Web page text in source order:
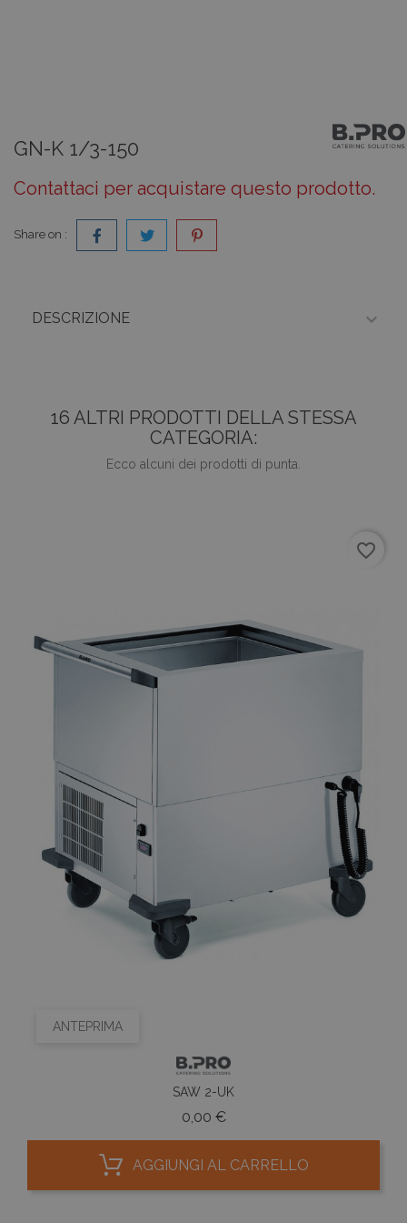
GN-K 1/3-150
Contattaci per acquistare questo prodotto.
Share on :
DESCRIZIONE 
16 ALTRI PRODOTTI DELLA STESSA
CATEGORIA:
Ecco alcuni dei prodotti di punta.
ANTEPRIMA
SAW 2-UK
0,00 €Prezzo
AGGIUNGI AL CARRELLO
favorite_border